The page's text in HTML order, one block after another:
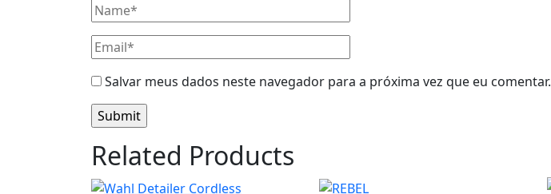
Salvar meus dados neste navegador para a próxima vez que eu comentar.
Related Products